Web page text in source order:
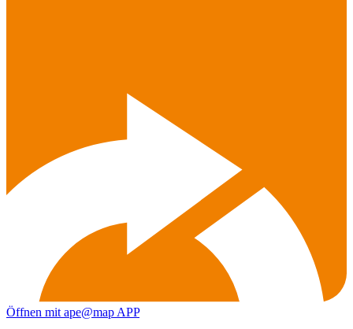
Öffnen mit ape@map APP